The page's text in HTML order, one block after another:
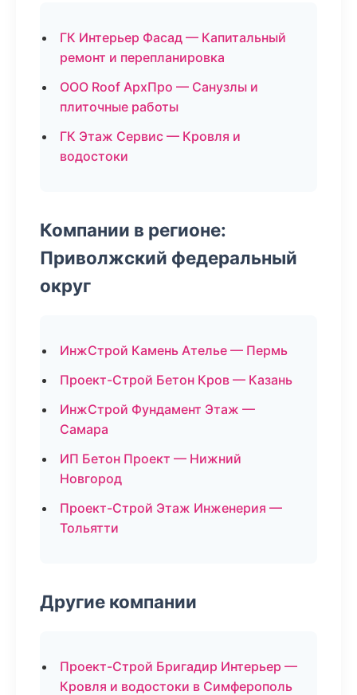
ГК Интерьер Фасад — Капитальный
ремонт и перепланировка
ООО Roof АрхПро — Санузлы и
плиточные работы
ГК Этаж Сервис — Кровля и
водостоки
Компании в регионе:
Приволжский федеральный
округ
ИнжСтрой Камень Ателье — Пермь
Проект-Строй Бетон Кров — Казань
ИнжСтрой Фундамент Этаж —
Самара
ИП Бетон Проект — Нижний
Новгород
Проект-Строй Этаж Инженерия —
Тольятти
Другие компании
Проект-Строй Бригадир Интерьер —
Кровля и водостоки в Симферополь